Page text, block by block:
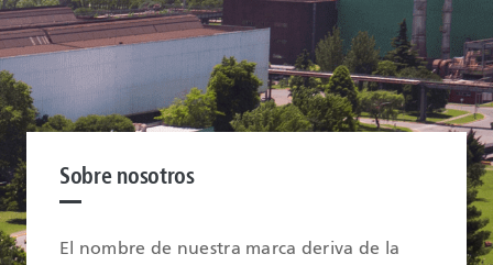
Sobre nosotros
El nombre de nuestra marca deriva de la